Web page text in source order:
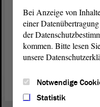
Landtags aktuell zu
Sollten Sie Fragen zu einer
interessiert sein, Ihre
präsentieren, dann steht
Bei Anzeige von
einer
der
kommen. Bitte lesen
unsere
Notwendige
Statistik